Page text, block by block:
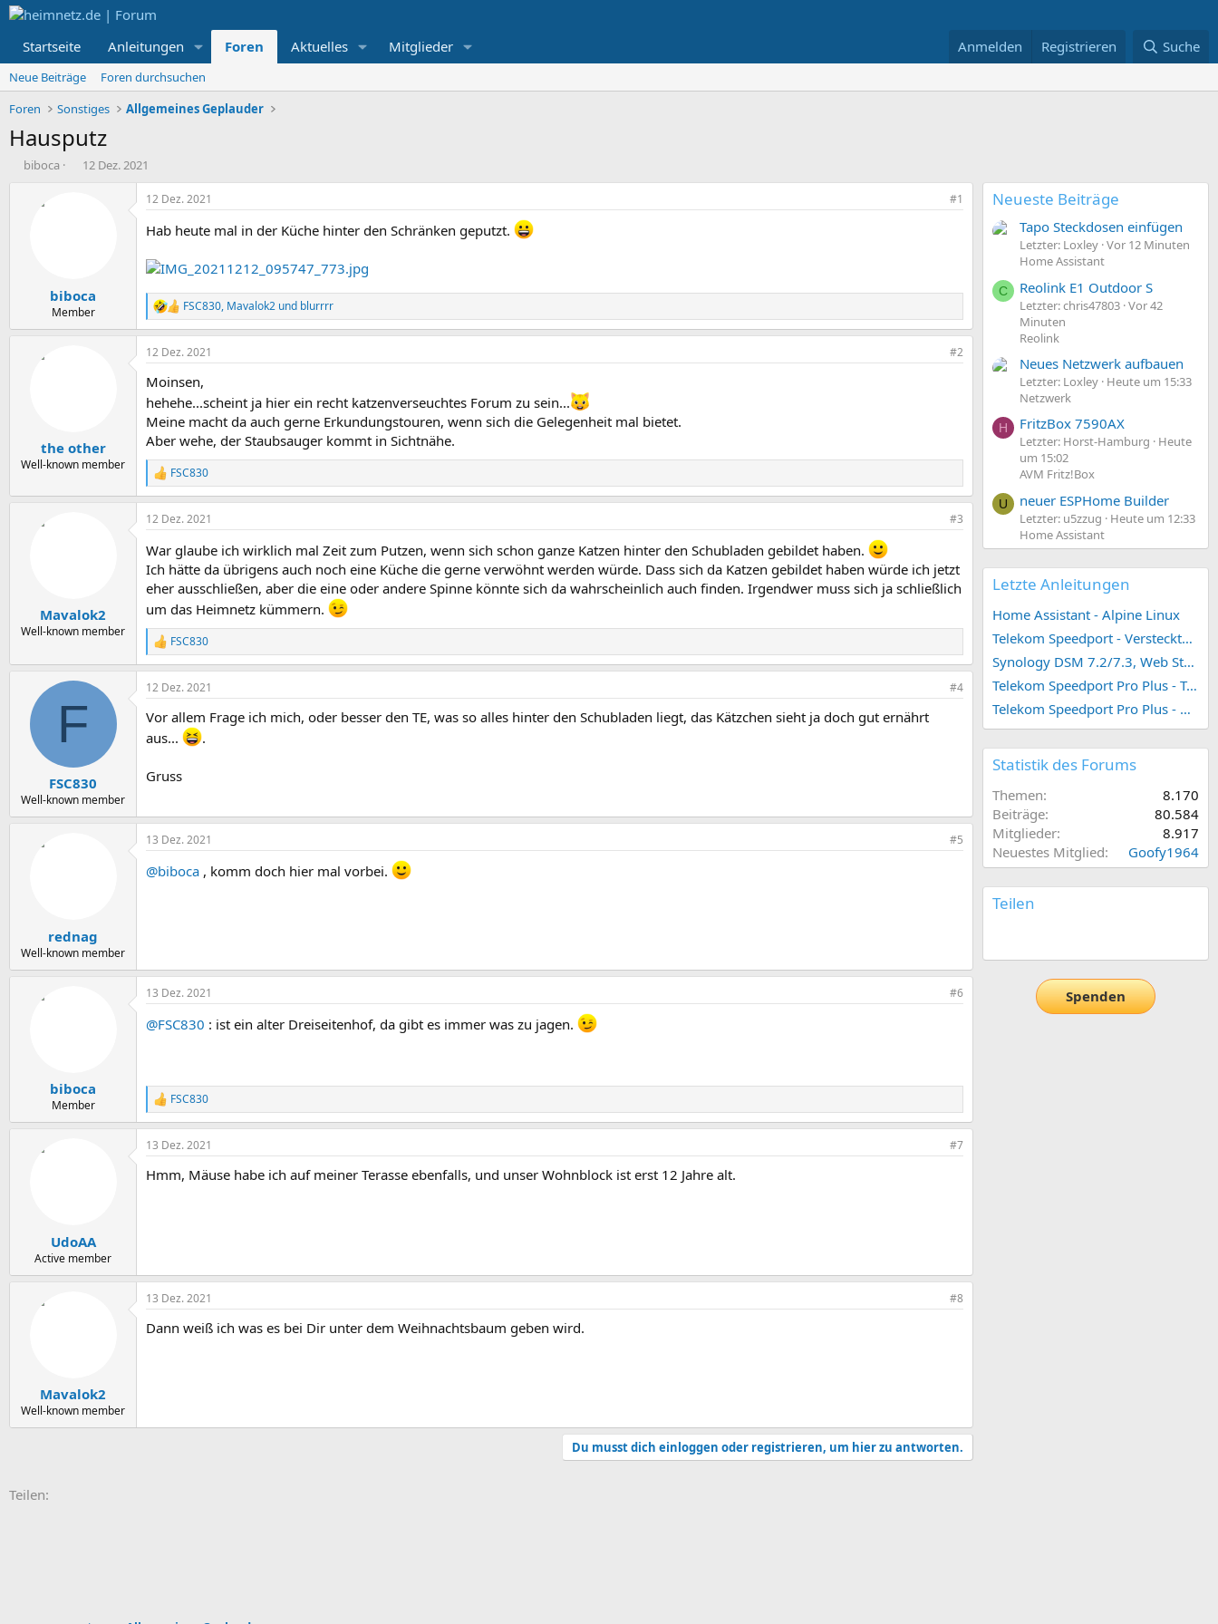
Startseite Anleitungen Foren Aktuelles Mitglieder Anmelden Registrieren Suche
Neue Beiträge
Foren durchsuchen
Foren
Sonstiges Allgemeines Geplauder
Hausputz
E
biboca
E
a
m
12 Dez. 2021
biboca
Member
12 Dez. 2021 #1
Hab heute mal in der Küche hinter den Schränken geputzt.
R
e
a
k
i
o
n
e
n
:
FSC830, Mavalok2 und blurrrr
the other
Well-known member
12 Dez. 2021 #2
Moinsen,
hehehe...scheint ja hier ein recht katzenverseuchtes Forum zu sein...
Meine macht da auch gerne Erkundungstouren, wenn sich die Gelegenheit mal bietet.
Aber wehe, der Staubsauger kommt in Sichtnähe.
R
e
a
k
i
o
n
e
n
FSC830
Mavalok2
Well-known member
12 Dez. 2021 #3
War glaube ich wirklich mal Zeit zum Putzen, wenn sich schon ganze Katzen hinter den Schubladen gebildet haben.
Ich hätte da übrigens auch noch eine Küche die gerne verwöhnt werden würde. Dass sich da Katzen gebildet haben würde ich jetzt
eher ausschließen, aber die eine oder andere Spinne könnte sich da wahrscheinlich auch finden. Irgendwer muss sich ja schließlich
um das Heimnetz kümmern.
R
e
a
k
i
o
n
n
FSC830
F
FSC830
Well-known member
12 Dez. 2021 #4
Vor allem Frage ich mich, oder besser den TE, was so alles hinter den Schubladen liegt, das Kätzchen sieht ja doch gut ernährt
aus...
.
Gruss
rednag
Well-known member
13 Dez. 2021 #5
@biboca , komm doch hier mal vorbei.
biboca
Member
13 Dez. 2021 #6
@FSC830 : ist ein alter Dreiseitenhof, da gibt es immer was zu jagen.
R
e
a
k
i
FSC830
UdoAA
Active member
13 Dez. 2021 #7
Hmm, Mäuse habe ich auf meiner Terasse ebenfalls, und unser Wohnblock ist erst 12 Jahre alt.
Mavalok2
Well-known member
13 Dez. 2021 #8
Dann weiß ich was es bei Dir unter dem Weihnachtsbaum geben wird.
Du musst dich einloggen oder registrieren, um hier zu antworten.
Teilen:
Neueste Beiträge
Tapo Steckdosen einfügen
Letzter: Loxley Vor 12 Minuten
Home Assistant
C Reolink E1 Outdoor S
Letzter: chris47803 Vor 42
Minuten
Reolink
Neues Netzwerk aufbauen
Letzter: Loxley Heute um 15:33
Netzwerk
H FritzBox 7590AX
Letzter: Horst-Hamburg
Heute
um 15:02
AVM Fritz!Box
U neuer ESPHome Builder
Letzter: u5zzug
Heute um 12:33
Home Assistant
Letzte Anleitungen
Home Assistant - Alpine Linux
Telekom Speedport - Versteckte Konfigurationen
Synology DSM 7.2/7.3, Web Station 4, Webdienst und Webportal erstellen (ehemals vHost)
Telekom Speedport Pro Plus - Telefonie einrichten
Telekom Speedport Pro Plus - Netzwerk einrichten
Statistik des Forums
Themen
8.170
Beiträge
80.584
Mitglieder
8.917
Neuestes Mitglied
Goofy1964
Teilen
Spenden